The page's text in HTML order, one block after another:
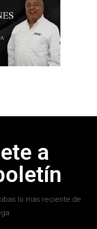
a
lo mas reciente de